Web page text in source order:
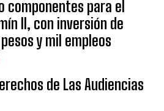
componentes para el
II, con inversión de
y mil empleos
de Las Audiencias